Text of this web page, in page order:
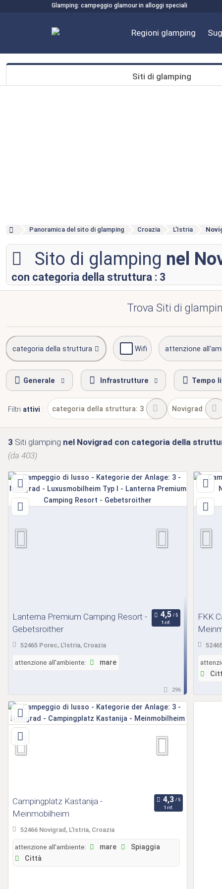
Glamping: campeggio glamour in alloggi speciali
Regioni glamping
Siti di glamping
Panoramica del sito di glamping Croazia L'Istria
Sito di glamping nel
con categoria della struttura : 3
Trova Siti di
categoria della struttura Wifi attenzione
Generale Infrastrutture Tempo
Filtri attivi : categoria della struttura: 3 Novigrad
3 Siti glamping nel Novigrad con categoria della
(da 403)
Lanterna Premium Camping Resort -
Gebetsroither
1 rif.
52465 Porec, L'Istria, Croazia
attenzione all'ambiente: mare
296
FKK
Campingplatz Kastanija -
Meinmobilheim
1 rif.
52466 Novigrad, L'Istria, Croazia
attenzione all'ambiente: mare
Spiaggia
Città